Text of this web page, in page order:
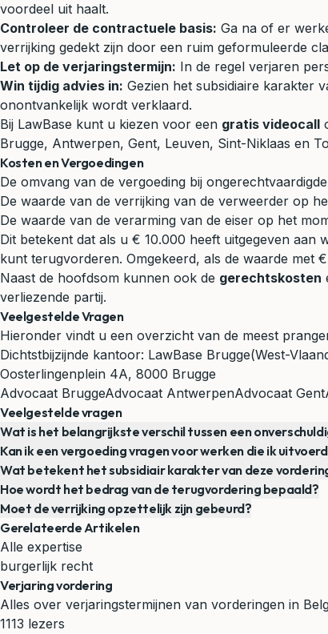
voordeel uit haalt.
Controleer de contractuele basis: Ga na of er
verrijking gedekt zijn door een ruim geformuleerde
Let op de verjaringstermijn: In de regel verjaren
Win tijdig advies in: Gezien het subsidiaire karakter
onontvankelijk wordt verklaard.
Bij LawBase kunt u kiezen voor een gratis videocall
Brugge, Antwerpen, Gent, Leuven, Sint-Niklaas en
Kosten en Vergoedingen
De omvang van de vergoeding bij
De waarde van de verrijking van de verweerder op
De waarde van de verarming van de eiser op het
Dit betekent dat als u € 10.000 heeft uitgegeven
kunt terugvorderen. Omgekeerd, als de waarde met
Naast de hoofdsom kunnen ook de gerechtskosten
verliezende partij.
Veelgestelde Vragen
Hieronder vindt u een overzicht van de meest
Dichtstbijzijnde kantoor: LawBase Brugge(West-
Oosterlingenplein 4A, 8000 Brugge
Advocaat BruggeAdvocaat AntwerpenAdvocaat Gent
Veelgestelde vragen
Wat is het belangrijkste verschil tussen een
Kan ik een vergoeding vragen voor werken die ik
Wat betekent het subsidiair karakter van deze
Hoe wordt het bedrag van de terugvordering bepaald?
Moet de verrijking opzettelijk zijn gebeurd?
Gerelateerde Artikelen
Alle expertise
burgerlijk recht
Verjaring vordering
Alles over verjaringstermijnen van vorderingen in
1113 lezers